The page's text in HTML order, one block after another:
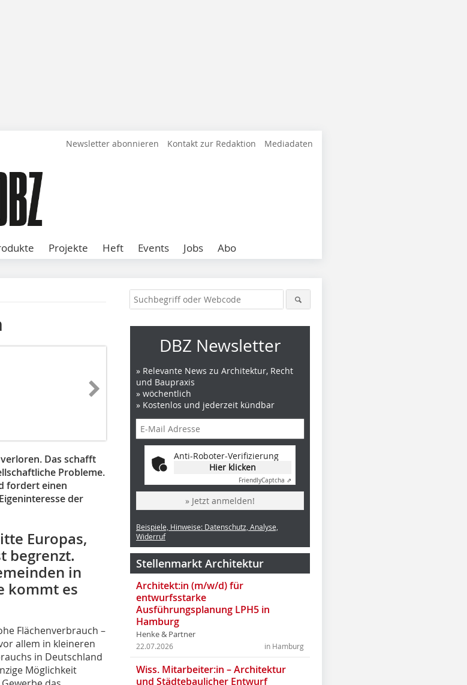
Newsletter abonnieren Kontakt zur Redaktion Mediadaten
Projekte Heft Events Jobs Abo
Das schafft
Probleme.
fordert einen
der
Europas,
begrenzt.
in
kommt es
Flächenverbrauch –
allem in kleineren
in Deutschland
Möglichkeit
DBZ Newsletter
» Relevante News zu Architektur, Recht
und Baupraxis
» wöchentlich
» Kostenlos und jederzeit kündbar
Anti-Roboter-Verifizierung
Hier klicken
FriendlyCaptcha ⇗
» Jetzt anmelden!
Beispiele, Hinweise: Datenschutz, Analyse,
Widerruf
Stellenmarkt Architektur
Architekt:in (m/w/d) für
entwurfsstarke
Ausführungsplanung LPH5 in
Hamburg
Henke & Partner
in Hamburg
22.07.2026
Wiss. Mitarbeiter:in – Architektur
und Städtebaulicher Entwurf